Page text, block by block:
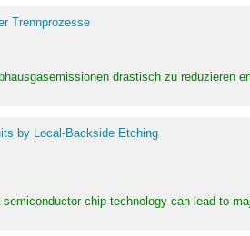
Trennprozesse
drastisch zu
by Local-Backside Etching
chip technology can lead to